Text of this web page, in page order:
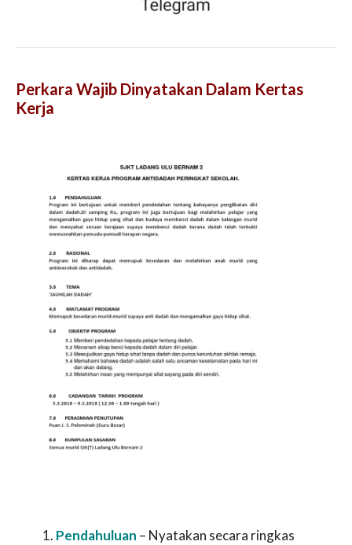
Perkara Wajib Dinyatakan Dalam Kertas
Kerja
Pendahuluan – Nyatakan secara ringkas